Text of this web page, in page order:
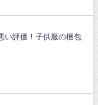
い評価！子供服の梱包